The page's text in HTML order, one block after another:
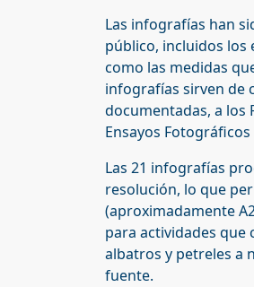
Las infografías han
público, incluidos los
como las medidas
infografías sirven de
documentadas, a los
Ensayos Fotográficos
Las 21 infografías
resolución, lo que
(aproximadamente
para actividades que
albatros y petreles a
fuente.